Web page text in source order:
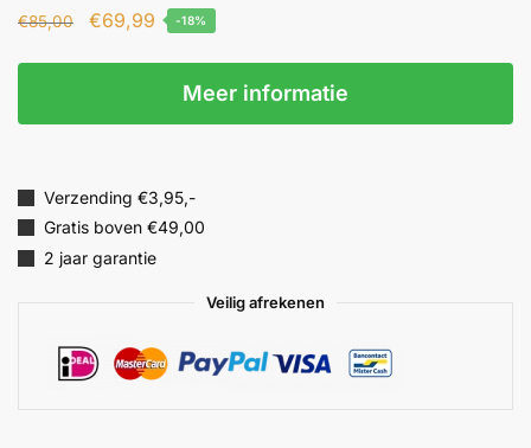
€85,00 €69,99 -18%
Meer informatie
Verzending €3,95,-
Gratis boven €49,00
2 jaar garantie
Veilig afrekenen